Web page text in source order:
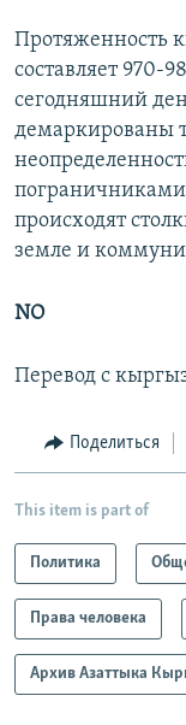
Протяженность
составляет 970-
сегодняшний
демаркированы
пограничниками
происходят
земле и
NO
Перевод с
Поделиться
This item is part of
Политика
Права человека
Архив Азаттыка